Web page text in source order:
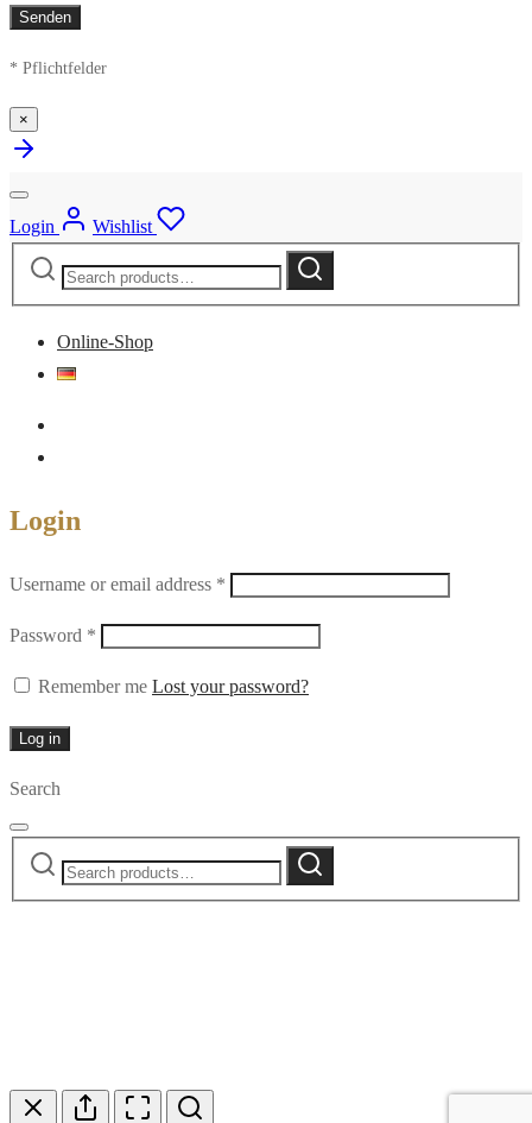
* Pflichtfelder
×
Login
Wishlist
Search
Search
Online-Shop
Login
Username or email address *
Password *
Remember me Lost your password?
Log in
Search
Search
Search